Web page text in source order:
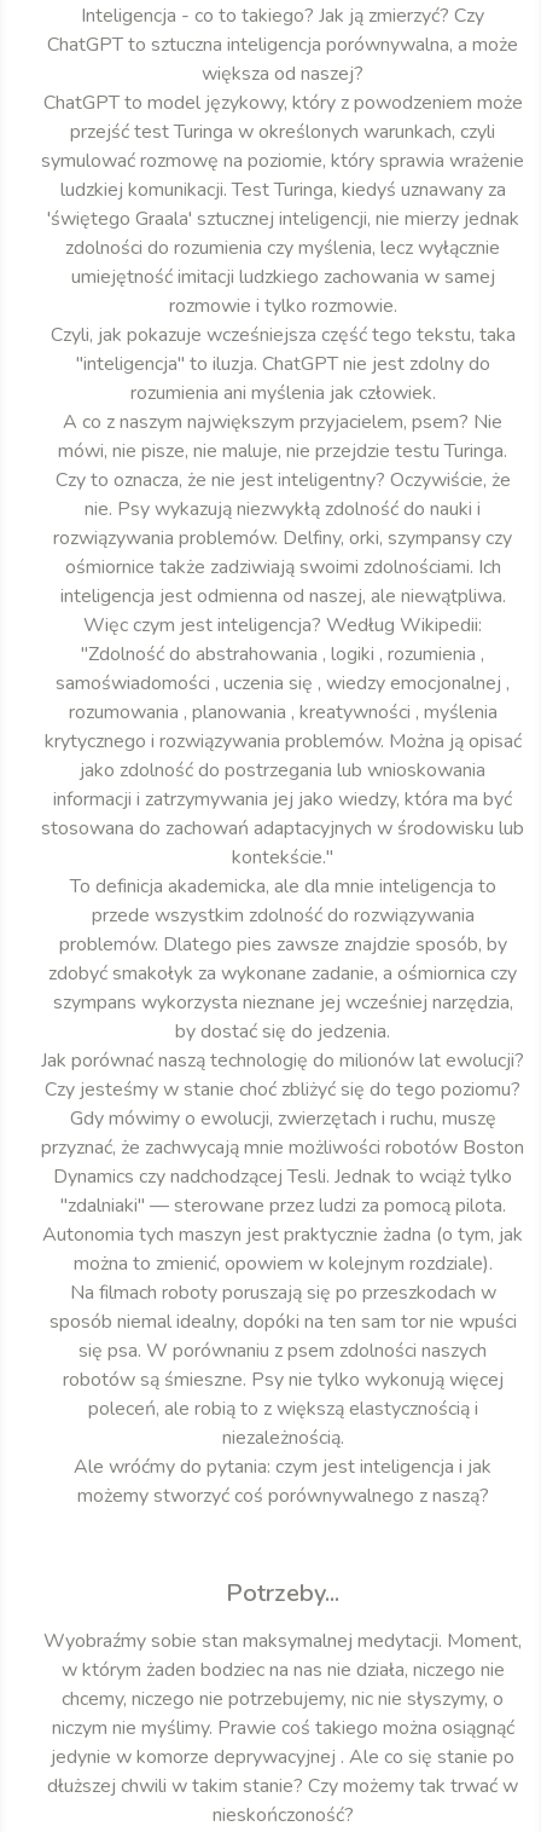
Inteligencja - co to takiego? Jak ją zmierzyć? Czy
ChatGPT to sztuczna inteligencja porównywalna, a może
większa od naszej?
ChatGPT to model językowy, który z powodzeniem może
przejść test Turinga w określonych warunkach, czyli
symulować rozmowę na poziomie, który sprawia wrażenie
ludzkiej komunikacji. Test Turinga, kiedyś uznawany za
'świętego Graala' sztucznej inteligencji, nie mierzy jednak
zdolności do rozumienia czy myślenia, lecz wyłącznie
umiejętność imitacji ludzkiego zachowania w samej
rozmowie i tylko rozmowie.
Czyli, jak pokazuje wcześniejsza część tego tekstu, taka
"inteligencja" to iluzja. ChatGPT nie jest zdolny do
rozumienia ani myślenia jak człowiek.
A co z naszym największym przyjacielem, psem? Nie
mówi, nie pisze, nie maluje, nie przejdzie testu Turinga.
Czy to oznacza, że nie jest inteligentny? Oczywiście, że
nie. Psy wykazują niezwykłą zdolność do nauki i
rozwiązywania problemów. Delfiny, orki, szympansy czy
ośmiornice także zadziwiają swoimi zdolnościami. Ich
inteligencja jest odmienna od naszej, ale niewątpliwa.
Więc czym jest inteligencja? Według Wikipedii:
"Zdolność do abstrahowania , logiki , rozumienia ,
samoświadomości , uczenia się , wiedzy emocjonalnej ,
rozumowania , planowania , kreatywności , myślenia
krytycznego i rozwiązywania problemów. Można ją opisać
jako zdolność do postrzegania lub wnioskowania
informacji i zatrzymywania jej jako wiedzy, która ma być
stosowana do zachowań adaptacyjnych w środowisku lub
kontekście."
To definicja akademicka, ale dla mnie inteligencja to
przede wszystkim zdolność do rozwiązywania
problemów. Dlatego pies zawsze znajdzie sposób, by
zdobyć smakołyk za wykonane zadanie, a ośmiornica czy
szympans wykorzysta nieznane jej wcześniej narzędzia,
by dostać się do jedzenia.
Jak porównać naszą technologię do milionów lat ewolucji?
Czy jesteśmy w stanie choć zbliżyć się do tego poziomu?
Gdy mówimy o ewolucji, zwierzętach i ruchu, muszę
przyznać, że zachwycają mnie możliwości robotów Boston
Dynamics czy nadchodzącej Tesli. Jednak to wciąż tylko
"zdalniaki" — sterowane przez ludzi za pomocą pilota.
Autonomia tych maszyn jest praktycznie żadna (o tym, jak
można to zmienić, opowiem w kolejnym rozdziale).
Na filmach roboty poruszają się po przeszkodach w
sposób niemal idealny, dopóki na ten sam tor nie wpuści
się psa. W porównaniu z psem zdolności naszych
robotów są śmieszne. Psy nie tylko wykonują więcej
poleceń, ale robią to z większą elastycznością i
niezależnością.
Ale wróćmy do pytania: czym jest inteligencja i jak
możemy stworzyć coś porównywalnego z naszą?
Potrzeby...
Wyobraźmy sobie stan maksymalnej medytacji. Moment,
w którym żaden bodziec na nas nie działa, niczego nie
chcemy, niczego nie potrzebujemy, nic nie słyszymy, o
niczym nie myślimy. Prawie coś takiego można osiągnąć
jedynie w komorze deprywacyjnej . Ale co się stanie po
dłuższej chwili w takim stanie? Czy możemy tak trwać w
nieskończoność?